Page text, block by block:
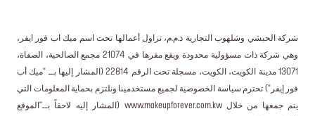
شركة الحبشي وشلهوب التجارية ذ.م.م، تزاول أعمالها تحت اسم ميك اب فور ايفر،
وهي شركة ذات مسؤولية محدودة ويقع مقرها في
21074 مجمع الصالحية، الصفاة،
13071 مدينة الكويت، الكويت
، مسجلة تحت الرقم 22814 (المشار إليها بــ "ميك أب
فور إيفر") تحترم سياسة الخصوصية لجميع مستخدمينا ونلتزم بحماية المعلومات التي
يتم جمعها من خلالwww.makeupforever.com.kw (المشار إليه لاحقاً بــ"الموقع